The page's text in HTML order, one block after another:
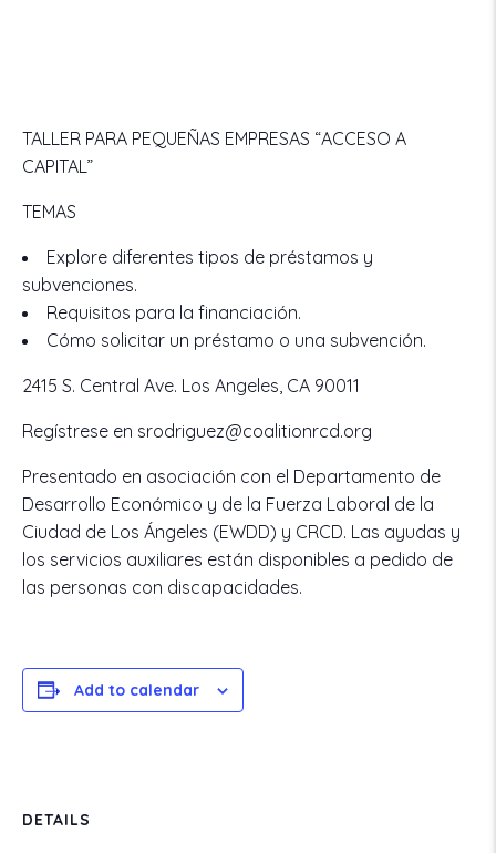
TALLER PARA PEQUEÑAS EMPRESAS “ACCESO A
CAPITAL”
TEMAS
Explore diferentes tipos de préstamos y
subvenciones.
Requisitos para la financiación.
Cómo solicitar un préstamo o una subvención.
2415 S. Central Ave. Los Angeles, CA 90011
Regístrese en srodriguez@coalitionrcd.org
Presentado en asociación con el Departamento de
Desarrollo Económico y de la Fuerza Laboral de la
Ciudad de Los Ángeles (EWDD) y CRCD. Las ayudas y
los servicios auxiliares están disponibles a pedido de
las personas con discapacidades.
Add to calendar
DETAILS